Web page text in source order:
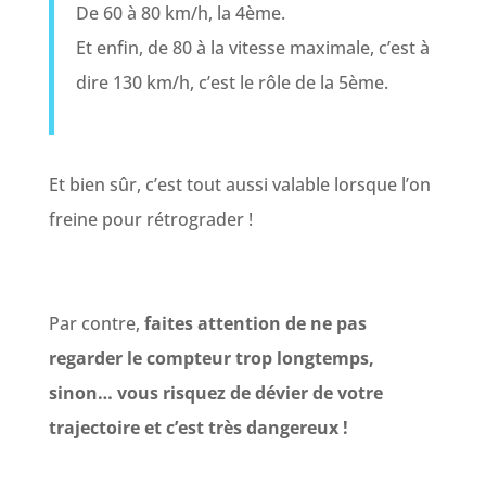
De 60 à 80 km/h, la 4ème.
Et enfin, de 80 à la vitesse maximale, c’est à
dire 130 km/h, c’est le rôle de la 5ème.
Et bien sûr, c’est tout aussi valable lorsque l’on
freine pour rétrograder !
Par contre, faites attention de ne pas
regarder le compteur trop longtemps,
sinon… vous risquez de dévier de votre
trajectoire et c’est très dangereux !